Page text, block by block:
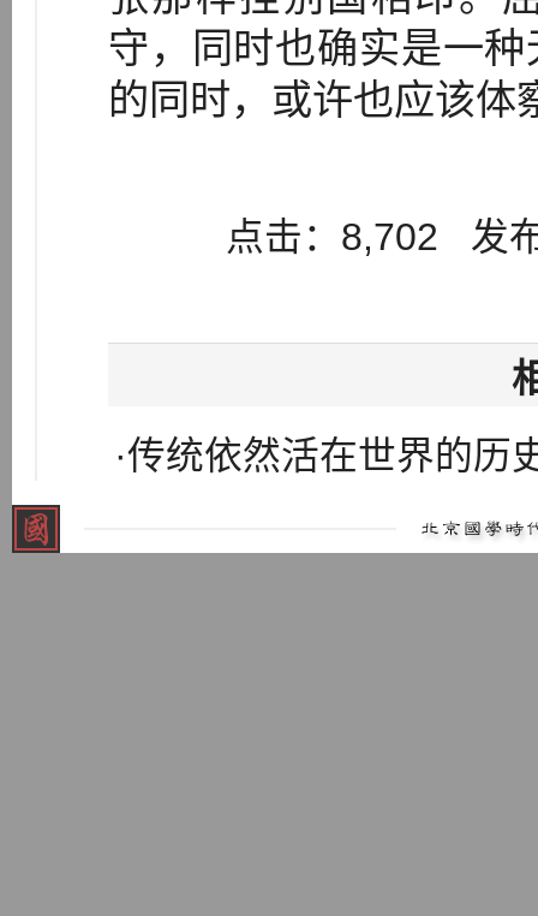
守，同时也确实是一
的同时，或许也应该体
点击：8,702 发
·传统依然活在世界的历